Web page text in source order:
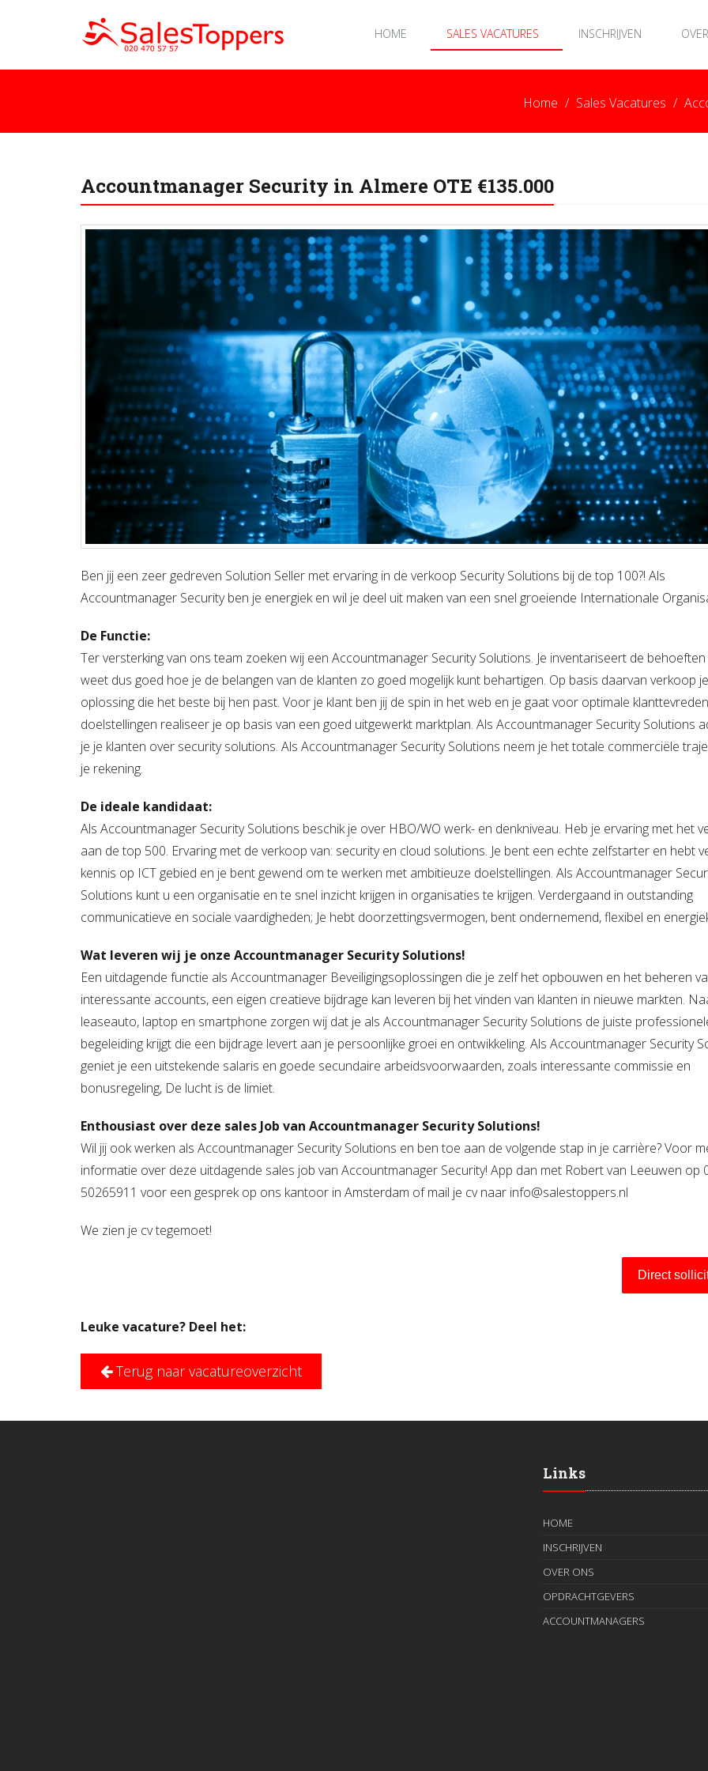
HOME SALES VACATURES INSCHRIJVEN
Home Sales Vacatures
Accountmanager Security in Almere OTE €135.000
Ben jij een zeer gedreven Solution Seller met ervaring in de verkoop Security Solutions bij de top 100?! Als
Accountmanager Security ben je energiek en wil je deel uit maken van een snel groeiende Internationale
De Functie:
Ter versterking van ons team zoeken wij een Accountmanager Security Solutions. Je inventariseert de
weet dus goed hoe je de belangen van de klanten zo goed mogelijk kunt behartigen. Op basis daarvan verkoop
oplossing die het beste bij hen past. Voor je klant ben jij de spin in het web en je gaat voor optimale
doelstellingen realiseer je op basis van een goed uitgewerkt marktplan. Als Accountmanager Security Solutions
je je klanten over security solutions. Als Accountmanager Security Solutions neem je het totale commerciële
je rekening.
De ideale kandidaat:
Als Accountmanager Security Solutions beschik je over HBO/WO werk- en denkniveau. Heb je ervaring met het
aan de top 500. Ervaring met de verkoop van: security en cloud solutions. Je bent een echte zelfstarter en hebt
kennis op ICT gebied en je bent gewend om te werken met ambitieuze doelstellingen. Als Accountmanager
Solutions kunt u een organisatie en te snel inzicht krijgen in organisaties te krijgen. Verdergaand in outstanding
communicatieve en sociale vaardigheden; Je hebt doorzettingsvermogen, bent ondernemend, flexibel en
Wat leveren wij je onze Accountmanager Security Solutions!
Een uitdagende functie als Accountmanager Beveiligingsoplossingen die je zelf het opbouwen en het beheren
interessante accounts, een eigen creatieve bijdrage kan leveren bij het vinden van klanten in nieuwe markten.
leaseauto, laptop en smartphone zorgen wij dat je als Accountmanager Security Solutions de juiste
begeleiding krijgt die een bijdrage levert aan je persoonlijke groei en ontwikkeling. Als Accountmanager Security
geniet je een uitstekende salaris en goede secundaire arbeidsvoorwaarden, zoals interessante commissie en
bonusregeling, De lucht is de limiet.
Enthousiast over deze sales Job van Accountmanager Security Solutions!
Wil jij ook werken als Accountmanager Security Solutions en ben toe aan de volgende stap in je carrière?Voor
informatie over deze uitdagende sales job van Accountmanager Security! App dan met Robert van Leeuwen op
50265911 voor een gesprek op ons kantoor in Amsterdam of mail je cv naar info@salestoppers.nl
We zien je cv tegemoet!
Direct
Leuke vacature? Deel het:
Terug naar vacatureoverzicht
Links
HOME
INSCHRIJVEN
OVER ONS
OPDRACHTGEVERS
ACCOUNTMANAGERS